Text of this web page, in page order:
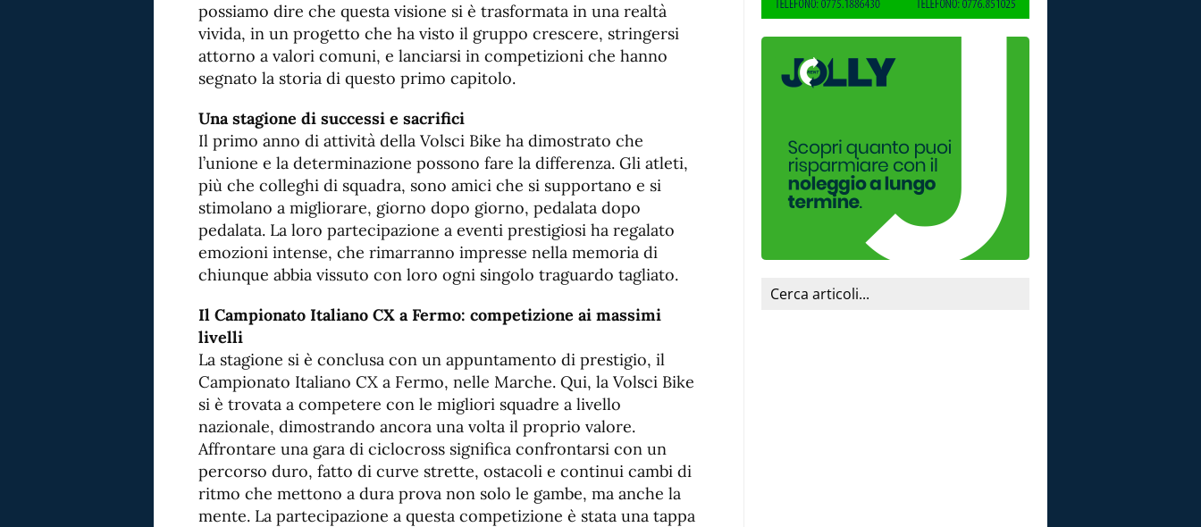
possiamo dire che questa visione si è trasformata in una realtà
vivida, in un progetto che ha visto il gruppo crescere, stringersi
attorno a valori comuni, e lanciarsi in competizioni che hanno
segnato la storia di questo primo capitolo.
Una stagione di successi e sacrifici
Il primo anno di attività della Volsci Bike ha dimostrato che
l’unione e la determinazione possono fare la differenza. Gli atleti,
più che colleghi di squadra, sono amici che si supportano e si
stimolano a migliorare, giorno dopo giorno, pedalata dopo
pedalata. La loro partecipazione a eventi prestigiosi ha regalato
emozioni intense, che rimarranno impresse nella memoria di
chiunque abbia vissuto con loro ogni singolo traguardo tagliato.
Il Campionato Italiano CX a Fermo: competizione ai massimi
livelli
La stagione si è conclusa con un appuntamento di prestigio, il
Campionato Italiano CX a Fermo, nelle Marche. Qui, la Volsci Bike
si è trovata a competere con le migliori squadre a livello
nazionale, dimostrando ancora una volta il proprio valore.
Affrontare una gara di ciclocross significa confrontarsi con un
percorso duro, fatto di curve strette, ostacoli e continui cambi di
ritmo che mettono a dura prova non solo le gambe, ma anche la
mente. La partecipazione a questa competizione è stata una tappa